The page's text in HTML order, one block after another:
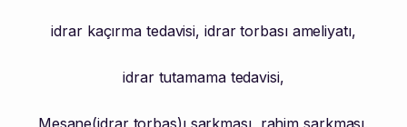
idrar kaçırma tedavisi, idrar torbası ameliyatı,
idrar tutamama tedavisi,
Mesane(idrar torbas)ı sarkması, rahim sarkması,